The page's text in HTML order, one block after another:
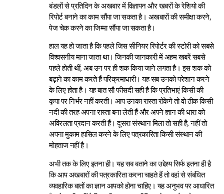
बंडलों से प्रतिदिन के अखबार में विज्ञापन और खबरों के रेशियो की
रिपोर्ट बनाने का काम सौंपा जा सकता है। अखबारों की समीक्षा करने,
पेज चेक करने का जिम्मा सौंपा जा सकता है।
हाल यह हो जाता है कि पहले जिस सीनियर रिपोर्टर की स्टोरी को सबसे
विश्वसनीय माना जाता था। जिनकी जानकारी में अहम खबरें सबसे
पहले होती थीं, अब उन पर ही शक किया जाने लगता है। इस शक को
बढ़ाने का काम करते हैं परिक्रमाधारी। यह सब उनको परेशान करने
के लिए होता है। यह बात सौ फीसदी सही है कि प्रतिभाएं किसी की
कृपा पर निर्भर नहीं करती। आप उनका रास्ता रोकेगे तो वो ठीक किसी
नदी की तरह अपना रास्ता बना लेती हैं और अपने ज्ञान की धारा को
अविरलता प्रदान करती हैं। दूसरा संस्थान मिला तो सही है, नहीं तो
अपना मुकाम हासिल करने के लिए पत्रकारिता किसी संस्थान की
मोहताज नहीं है।
अभी तक के लिए इतना ही। यह सब बताने का उद्देश्य सिर्फ इतना ही है
कि आप अखबारों की पत्रकारिता करना चाहते हैं तो वहां से संबंधित
व्यवहारिक बातों का ज्ञान आपको होना चाहिए। यह अनुभव पर आधारित